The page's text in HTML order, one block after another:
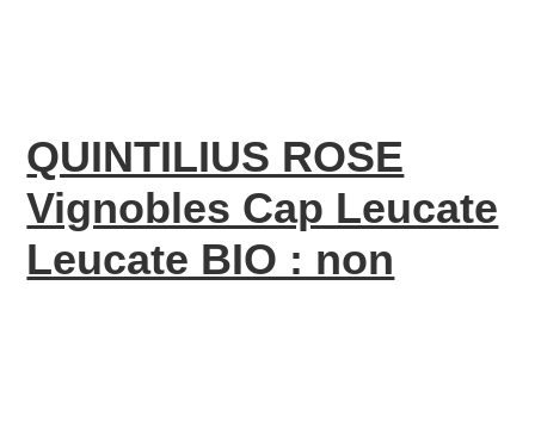
QUINTILIUS ROSE
Vignobles Cap Leucate
Leucate BIO : non